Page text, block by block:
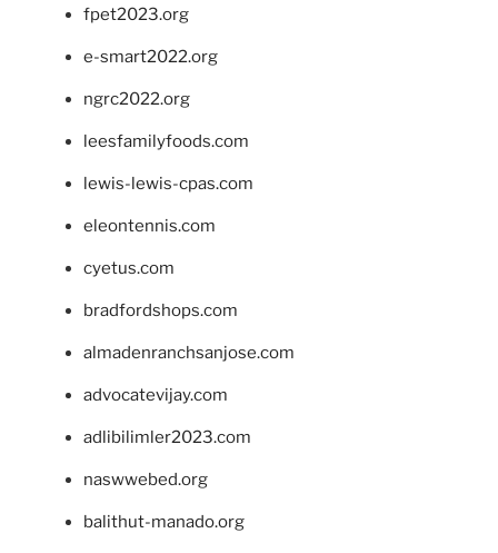
fpet2023.org
e-smart2022.org
ngrc2022.org
leesfamilyfoods.com
lewis-lewis-cpas.com
eleontennis.com
cyetus.com
bradfordshops.com
almadenranchsanjose.com
advocatevijay.com
adlibilimler2023.com
naswwebed.org
balithut-manado.org